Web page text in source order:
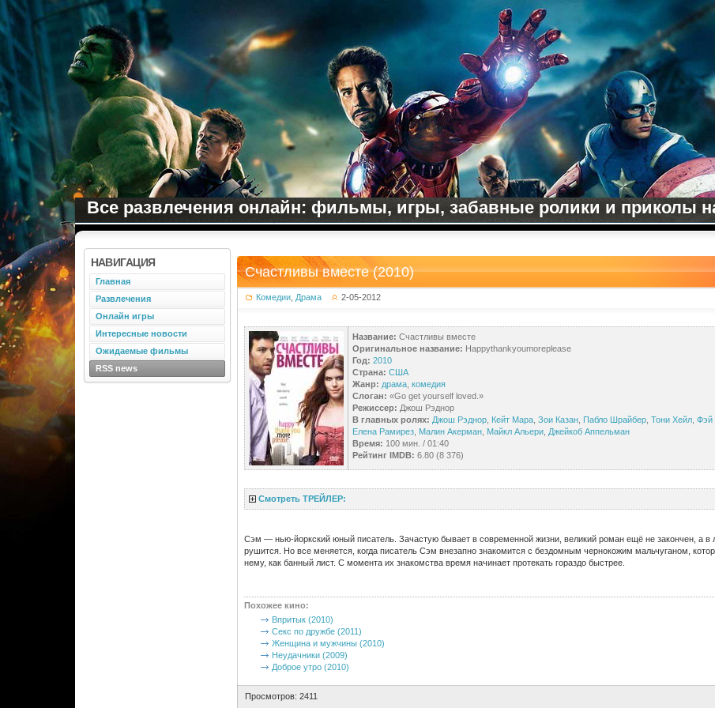
Все развлечения онлайн: фильмы, игры, забавные ролики и приколы
Счастливы вместе (2010)
Комедии, Драма 2-05-2012
Название: Счастливы вместе
Оригинальное название: Happythankyoumoreplease
Год: 2010
Страна: США
Жанр: драма, комедия
Слоган: «Go get yourself loved.»
Режиссер: Джош Рэднор
В главных ролях: Джош Рэднор, Кейт Мара, Зои Казан, Пабло Шрайбер, Тони Хейл, Фэй
Елена Рамирез, Малин Акерман, Майкл Альери, Джейкоб Аппельман
Время: 100 мин. / 01:40
Рейтинг IMDB: 6.80 (8 376)
Смотреть ТРЕЙЛЕР:
Сэм — нью-йоркский юный писатель. Зачастую бывает в современной жизни, великий роман ещё не закончен, а в
рушится. Но все меняется, когда писатель Сэм внезапно знакомится с бездомным чернокожим мальчуганом,
нему, как банный лист. С момента их знакомства время начинает протекать гораздо быстрее.
Похожее кино:
Впритык (2010)
Секс по дружбе (2011)
Женщина и мужчины (2010)
Неудачники (2009)
Доброе утро (2010)
Просмотров: 2411
НАВИГАЦИЯ
Главная
Развлечения
Онлайн игры
Интересные новости
Ожидаемые фильмы
RSS news